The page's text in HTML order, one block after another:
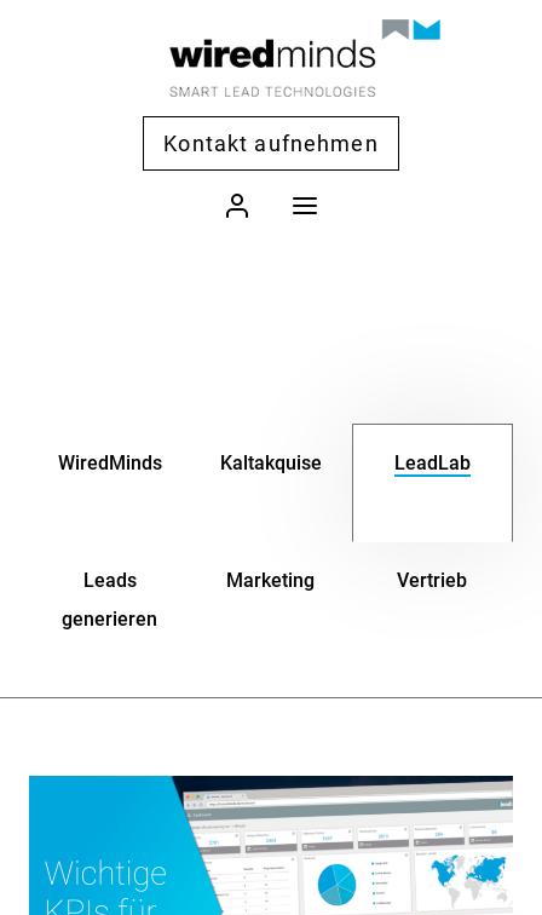
Kontakt aufnehmen
WiredMinds Kaltakquise LeadLab
Leads
generieren
Marketing Vertrieb